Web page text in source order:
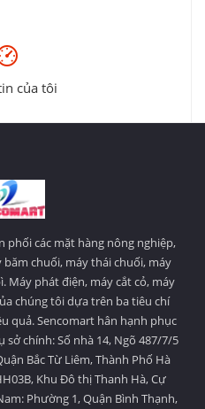
của tôi
phối các mặt hàng nông nghiệp,
chuối, máy thái chuối, máy
Máy phát điện, máy cắt cỏ, máy
chúng tôi dựa trên ba tiêu chí
quả. Sencomart hân hạnh phục
sở chính: Số nhà 14, Ngõ 487/7/5
Bắc Từ Liêm, Thành Phố Hà
Khu Đô thị Thanh Hà, Cự
Phường 1, Quận Bình Thạnh,